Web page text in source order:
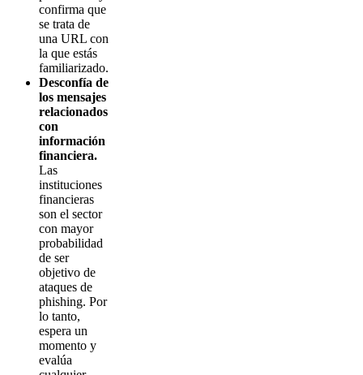
confirma que
se trata de
una URL con
la que estás
familiarizado.
Desconfía de
los mensajes
relacionados
con
información
financiera.
Las
instituciones
financieras
son el sector
con mayor
probabilidad
de ser
objetivo de
ataques de
phishing. Por
lo tanto,
espera un
momento y
evalúa